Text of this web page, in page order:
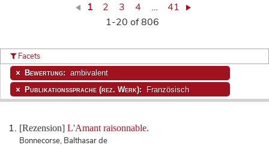
1 2 3 4 …
41
1-20 of 806
[Rezension] L'Amant raisonnable.
Bonnecorse, Balthasar de
Facets
Bewertung: ambivalent
Publikationssprache (rez. Werk): Französisch